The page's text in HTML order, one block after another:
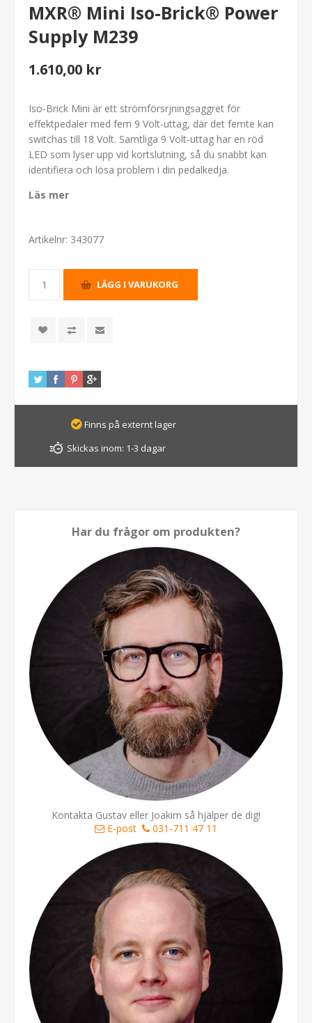
MXR® Mini Iso-Brick® Power
Supply M239
1.610,00 kr
Iso-Brick Mini är ett strömförsrjningsaggret för
effektpedaler med fem 9 Volt-uttag, där det femte kan
switchas till 18 Volt. Samtliga 9 Volt-uttag har en röd
LED som lyser upp vid kortslutning, så du snabbt kan
identifiera och lösa problem i din pedalkedja.
Läs mer
Artikelnr: 343077
Finns på externt lager
Skickas inom: 1-3 dagar
Har du frågor om produkten?
Kontakta Gustav eller Joakim så hjälper de dig!
E-post
031-711 47 11